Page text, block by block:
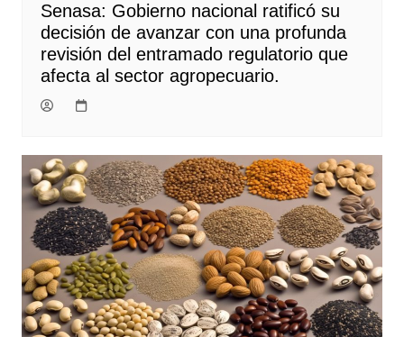
Senasa: Gobierno nacional ratificó su
decisión de avanzar con una profunda
revisión del entramado regulatorio que
afecta al sector agropecuario.